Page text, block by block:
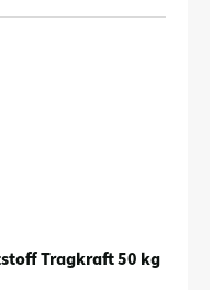
Tragkraft 50 kg